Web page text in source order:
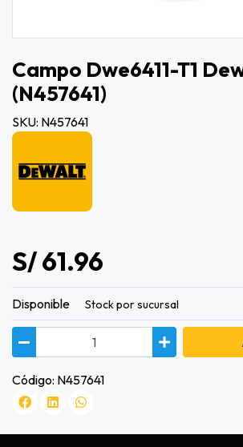
Campo Dwe6411-T1
(n457641)
SKU: N457641
S/ 61.96
Disponible Stock por sucursal
Código: N457641